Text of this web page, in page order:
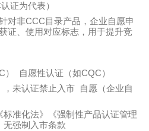
认证为代表）
对非CCC 目录产品，企业自愿申
证、使用对应标志，用于提升竞
） 自愿性认证（如CQC）
，未认证禁止入市
自愿（企业自
标准化法》《强制性产品认证管理
无强制入市条款